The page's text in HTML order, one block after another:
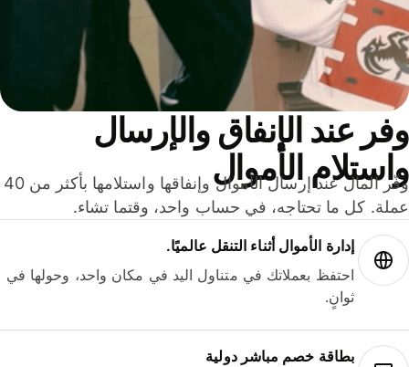
عند الإنفاق والإرسال
الأموال
وفّر المال عند إرسال الأموال وإنفاقها واستلامها بأكثر من 40
كل ما تحتاجه، في حساب واحد، وقتما تشاء.
إدارة الأموال أثناء التنقل عالميًا.
احتفظ بعملاتك في متناول اليد في مكان واحد، وحولها في
ثوانٍ.
بطاقة خصم مباشر دولية